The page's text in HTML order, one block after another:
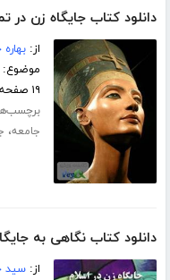
دانلود کتاب جایگاه زن در
از:
۱۹ صفحه
جامعه،
دانلود کتاب نگاهی به
از:سید